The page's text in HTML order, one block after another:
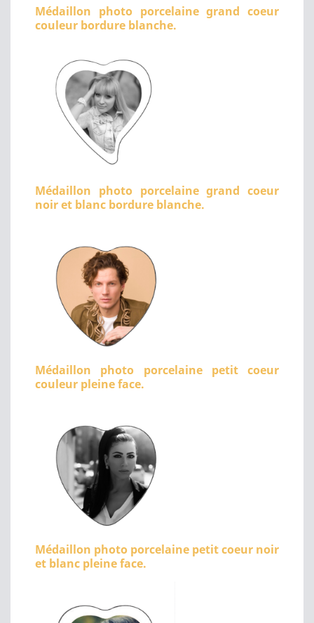
Médaillon photo porcelaine grand coeur
couleur bordure blanche.
Médaillon photo porcelaine grand coeur
noir et blanc bordure blanche.
Médaillon photo porcelaine petit coeur
couleur pleine face.
Médaillon photo porcelaine petit coeur noir
et blanc pleine face.